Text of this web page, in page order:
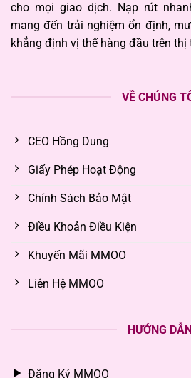
cho mọi giao dịch. Nạp rút
mang đến trải nghiệm ổn định,
khẳng định vị thế hàng đầu trên thị
VỀ CHÚNG
CEO Hồng Dung
Giấy Phép Hoạt Động
Chính Sách Bảo Mật
Điều Khoản Điều Kiện
Khuyến Mãi MMOO
Liên Hệ MMOO
HƯỚNG
Đăng Ký MMOO